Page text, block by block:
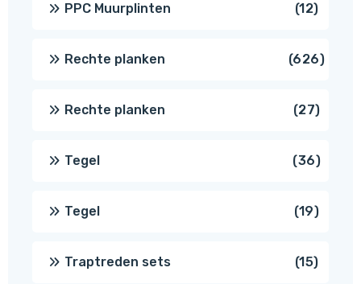
PPC Muurplinten 1212
Rechte planken 626626
Rechte planken 2727
Tegel 3636
Tegel 1919
Traptreden sets 1515